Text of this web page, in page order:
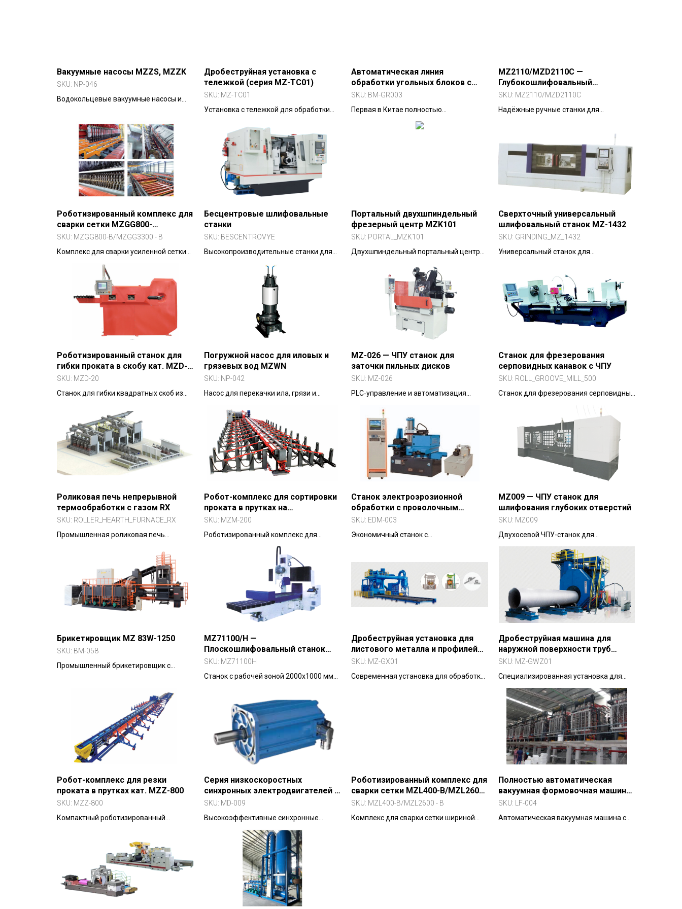
Вакуумные насосы MZZS, MZZK
SKU: NP-046
Водокольцевые вакуумные насосы и
Дробеструйная установка с
тележкой (серия MZ-TC01)
SKU: MZ-TC01
Установка с тележкой для обработки
кованых деталей.
Автоматическая линия
обработки угольных блоков с
ЧПУ
SKU: BM-GR003
Первая в Китае полностью
автоматическая линия для
прецизионной обработки угольных
MZ2110/MZD2110C —
Глубокошлифовальный
внутренний станок
SKU: MZ2110/MZD2110C
Надёжные ручные станки для
Роботизированный комплекс для
сварки сетки MZGG800-
B/MZGG3300 - B
SKU: MZGG800-B/MZGG3300 - B
Комплекс для сварки усиленной сетки
Бесцентровые шлифовальные
станки
SKU: BESCENTROVYE
Высокопроизводительные станки для
цилиндрических деталей без
центровой установки.
Портальный двухшпиндельный
фрезерный центр MZK101
SKU: PORTAL_MZK101
Двухшпиндельный портальный центр
Сверхточный универсальный
шлифовальный станок MZ-1432
SKU: GRINDING_MZ_1432
Универсальный станок для
внутренних поверхностей.
Роботизированный станок для
гибки проката в скобу кат. MZD-
20
SKU: MZD-20
Станок для гибки квадратных скоб из
Погружной насос для иловых и
грязевых вод MZWN
SKU: NP-042
Насос для перекачки ила, грязи и
MZ-026 — ЧПУ станок для
заточки пильных дисков
SKU: MZ-026
PLC‑управление и автоматизация
точностью.
Станок для фрезерования
серповидных канавок с ЧПУ
SKU: ROLL_GROOVE_MILL_500
Станок для фрезерования серповидных
Роликовая печь непрерывной
термообработки с газом RX
SKU: ROLLER_HEARTH_FURNACE_RX
Промышленная роликовая печь
термообработки в защитной атмосфере
Робот-комплекс для сортировки
проката в прутках на
квалифицированные и
неквалифицированные кат. MZM-
200
SKU: MZM-200
Роботизированный комплекс для
сортировки арматурных прутков
Станок электроэрозионной
обработки с проволочным
электродом (скоростная
SKU: EDM-003
Экономичный станок с
(8–10 м/с) для черновой и
получистовой резки.
MZ009 — ЧПУ станок для
шлифования глубоких отверстий
SKU: MZ009
Двухосевой ЧПУ-станок для
высокоточного шлифования глубоких
отверстий в валах и корпусных деталях.
Брикетировщик MZ 83W-1250
SKU: BM-058
Промышленный брикетировщик с
Производительность — до 12 т/ч. Для
MZ71100/H —
Плоскошлифовальный станок
горизонтального типа
SKU: MZ71100H
Станок с рабочей зоной 2000х1000 мм
Дробеструйная установка для
листового металла и профилей
(серия MZ-GX01)
SKU: MZ-GX01
Современная установка для обработки
Дробеструйная машина для
наружной поверхности труб
(серия MZ-GWZ01)
SKU: MZ-GWZ01
Специализированная установка для
наружной очистки труб диаметром от ?
16 до ?2800 мм.
Робот-комплекс для резки
проката в прутках кат. MZZ-800
SKU: MZZ-800
Компактный роботизированный
Серия низкоскоростных
синхронных электродвигателей с
прямым приводом и
SKU: MD-009
Высокоэффективные синхронные
двигатели с постоянными магнитами
для точных и энергоэффективных
Роботизированный комплекс для
сварки сетки MZL400-B/MZL2600
- B
SKU: MZL400-B/MZL2600 - B
Комплекс для сварки сетки шириной
Полностью автоматическая
вакуумная формовочная машина
MZC-1200-2200
SKU: LF-004
Автоматическая вакуумная машина с